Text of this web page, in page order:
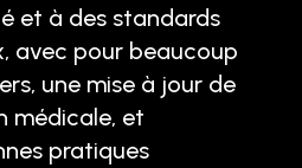
et à des standards
avec pour beaucoup
une mise à jour de
médicale, et
pratiques